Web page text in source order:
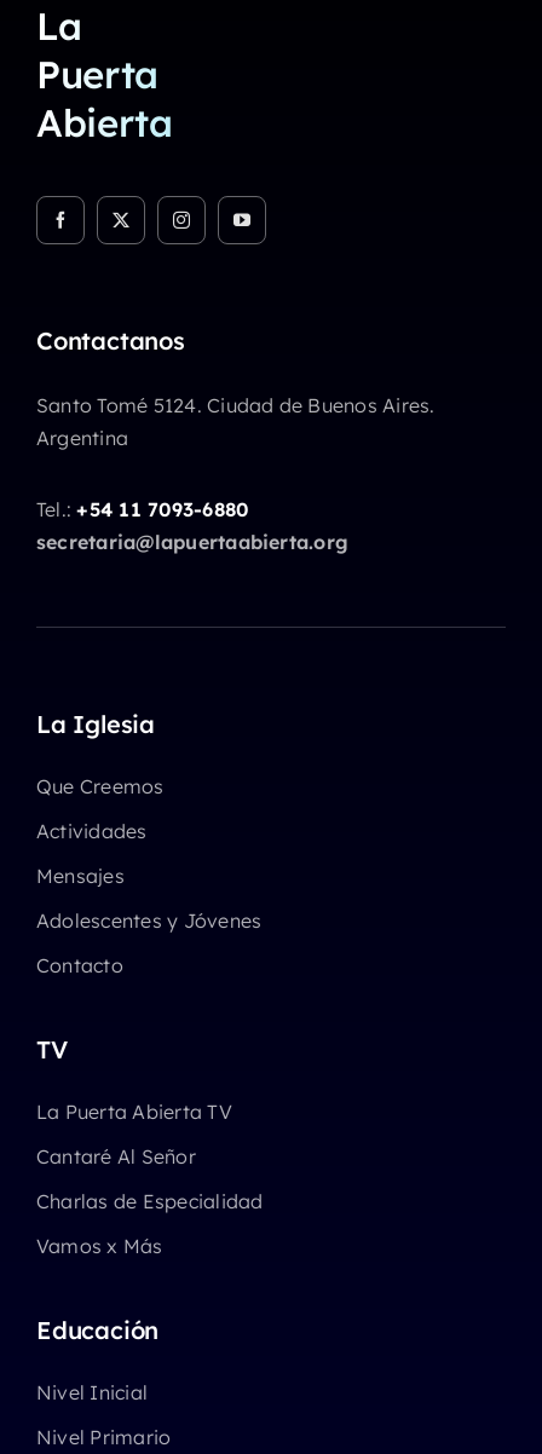
La
Puerta
Abierta
Contactanos
Santo Tomé 5124. Ciudad de Buenos Aires.
Argentina
Tel.:+54 11 7093-6880
secretaria@lapuertaabierta.org
La Iglesia
Que Creemos
Actividades
Mensajes
Adolescentes y Jóvenes
Contacto
TV
La Puerta Abierta TV
Cantaré Al Señor
Charlas de Especialidad
Vamos x Más
Educación
Nivel Inicial
Nivel Primario